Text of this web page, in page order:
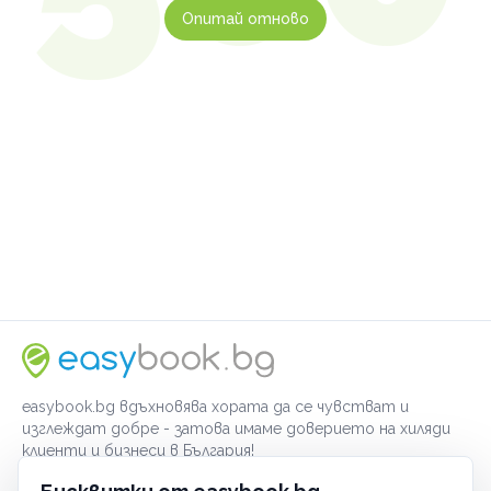
Опитай отново
easybook.bg вдъхновява хората да се чувстват и
изглеждат добре - затова имаме доверието на хиляди
клиенти и бизнеси в България!